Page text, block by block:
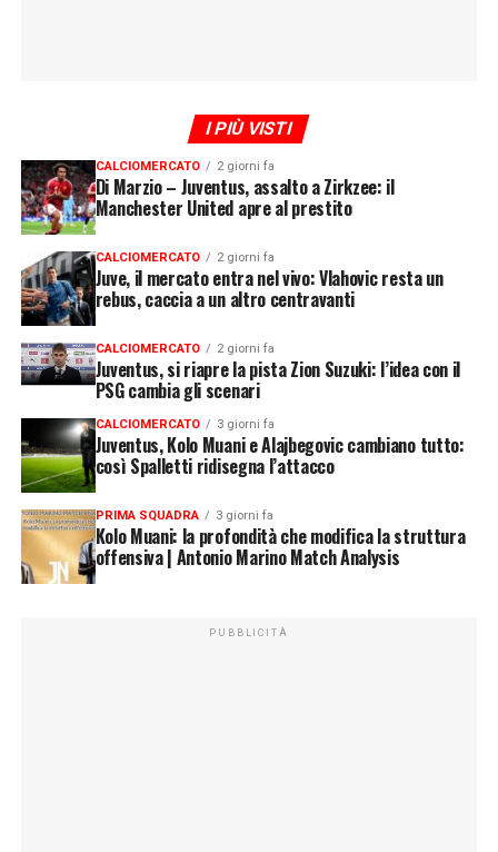
I PIÙ VISTI
CALCIOMERCATO 2 giorni fa
Di Marzio – Juventus, assalto a Zirkzee: il
Manchester United apre al prestito
CALCIOMERCATO 2 giorni fa
Juve, il mercato entra nel vivo: Vlahovic resta un
rebus, caccia a un altro centravanti
CALCIOMERCATO 2 giorni fa
Juventus, si riapre la pista Zion Suzuki: l’idea con il
PSG cambia gli scenari
CALCIOMERCATO 3 giorni fa
Juventus, Kolo Muani e Alajbegovic cambiano tutto:
così Spalletti ridisegna l’attacco
PRIMA SQUADRA 3 giorni fa
Kolo Muani: la profondità che modifica la struttura
offensiva | Antonio Marino Match Analysis
PUBBLICITÀ